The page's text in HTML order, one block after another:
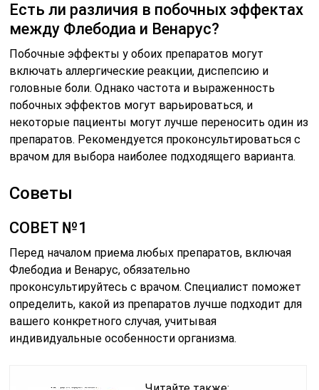
Есть ли различия в побочных эффектах
между Флебодиа и Венарус?
Побочные эффекты у обоих препаратов могут
включать аллергические реакции, диспепсию и
головные боли. Однако частота и выраженность
побочных эффектов могут варьироваться, и
некоторые пациенты могут лучше переносить один из
препаратов. Рекомендуется проконсультироваться с
врачом для выбора наиболее подходящего варианта.
Советы
СОВЕТ №1
Перед началом приема любых препаратов, включая
Флебодиа и Венарус, обязательно
проконсультируйтесь с врачом. Специалист поможет
определить, какой из препаратов лучше подходит для
вашего конкретного случая, учитывая
индивидуальные особенности организма.